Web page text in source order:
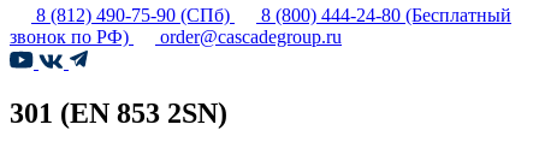
8 (812) 490-75-90 (СПб) 8 (800) 444-24-80 (Бесплатный
звонок по РФ)
order@cascadegroup.ru
301 (EN 853 2SN)